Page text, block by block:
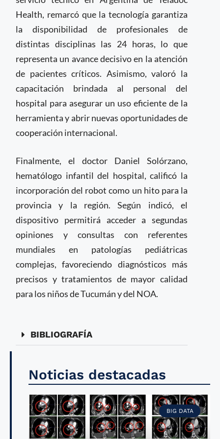
Health, remarcó que la tecnología garantiza
la disponibilidad de profesionales de
distintas disciplinas las 24 horas, lo que
representa un avance decisivo en la atención
de pacientes críticos. Asimismo, valoró la
capacitación brindada al personal del
hospital para asegurar un uso eficiente de la
herramienta y abrir nuevas oportunidades de
cooperación internacional.
Finalmente, el doctor Daniel Solórzano,
hematólogo infantil del hospital, calificó la
incorporación del robot como un hito para la
provincia y la región. Según indicó, el
dispositivo permitirá acceder a segundas
opiniones y consultas con referentes
mundiales en patologías pediátricas
complejas, favoreciendo diagnósticos más
precisos y tratamientos de mayor calidad
para los niños de Tucumán y del NOA.
BIBLIOGRAFÍA
Noticias destacadas
BIG DATA